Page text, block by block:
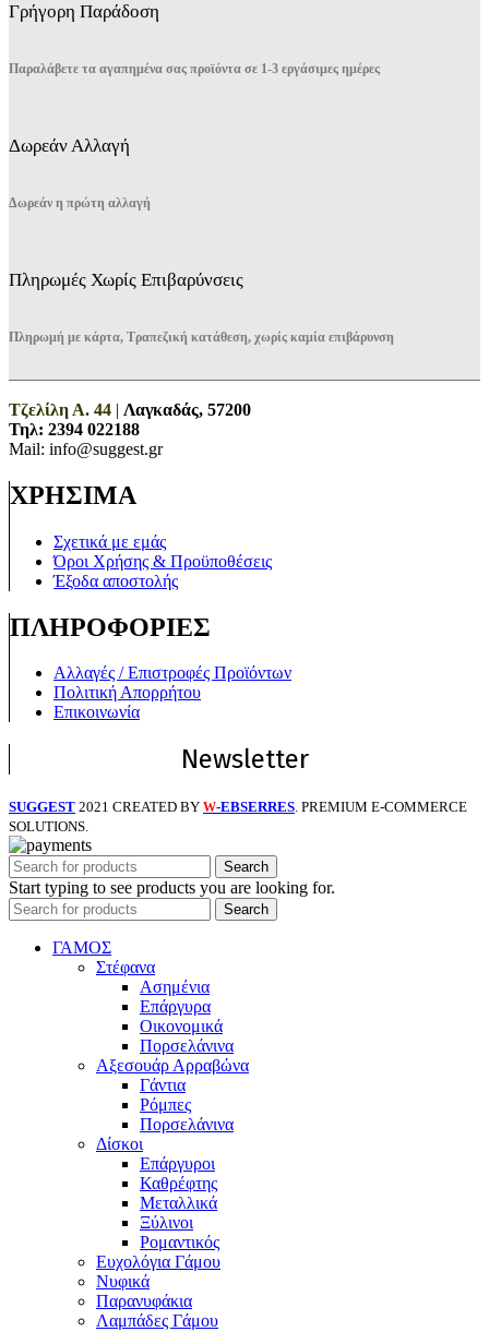
Γρήγορη Παράδοση
Παραλάβετε τα αγαπημένα σας προϊόντα σε 1-3 εργάσιμες ημέρες
Δωρεάν Αλλαγή
Δωρεάν η πρώτη αλλαγή
Πληρωμές Χωρίς Επιβαρύνσεις
Πληρωμή με κάρτα, Τραπεζική κατάθεση, χωρίς καμία επιβάρυνση
Τζελίλη Α. 44 | Λαγκαδάς, 57200
Τηλ: 2394 022188
Mail: info@suggest.gr
ΧΡΗΣΙΜΑ
Σχετικά με εμάς
Όροι Χρήσης & Προϋποθέσεις
Έξοδα αποστολής
ΠΛΗΡΟΦΟΡΙΕΣ
Αλλαγές / Επιστροφές Προϊόντων
Πολιτική Απορρήτου
Επικοινωνία
Newsletter
SUGGEST 2021 CREATED BY W-EBSERRES. PREMIUM E-COMMERCE
SOLUTIONS.
Search
Start typing to see products you are looking for.
Search
ΓΑΜΟΣ
Στέφανα
Ασημένια
Επάργυρα
Οικονομικά
Πορσελάνινα
Αξεσουάρ Αρραβώνα
Γάντια
Ρόμπες
Πορσελάνινα
Δίσκοι
Επάργυροι
Καθρέφτης
Μεταλλικά
Ξύλινοι
Ρομαντικός
Ευχολόγια Γάμου
Νυφικά
Παρανυφάκια
Λαμπάδες Γάμου